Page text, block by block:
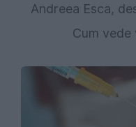
Andreea Esca,
Cum